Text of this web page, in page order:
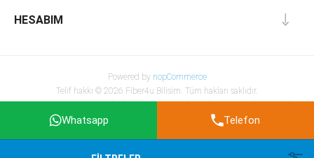
Whatsapp Telefon
HESABIM
Powered by nopCommerce
Telif hakkı © 2026 Fiber4u Bilisim. Tüm hakları saklıdır.
KDV ve Kargo Hariç Fiyatlardır. Kargo ve KDV hesaplaması sonraki aşamada